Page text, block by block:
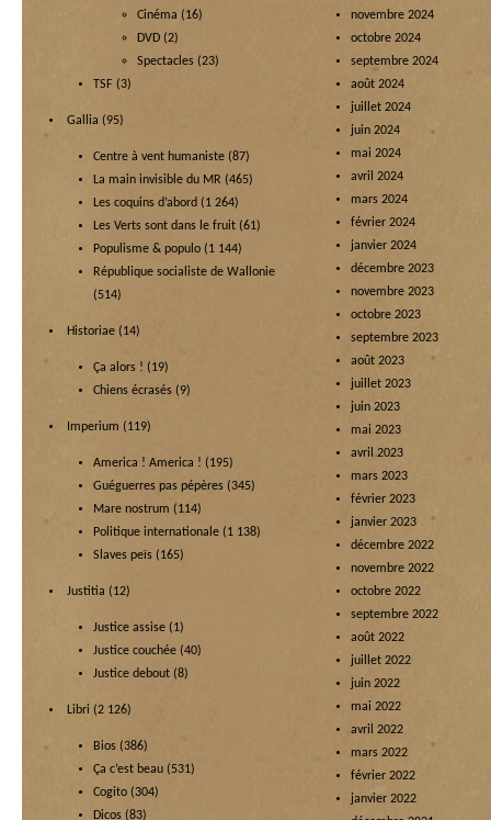
Cinéma (16)
DVD (2)
Spectacles (23)
TSF (3)
Gallia (95)
Centre à vent humaniste (87)
La main invisible du MR (465)
Les coquins d’abord (1 264)
Les Verts sont dans le fruit (61)
Populisme & populo (1 144)
République socialiste de Wallonie
(514)
Historiae (14)
Ça alors ! (19)
Chiens écrasés (9)
Imperium (119)
America ! America ! (195)
Guéguerres pas pépères (345)
Mare nostrum (114)
Politique internationale (1 138)
Slaves peïs (165)
Justitia (12)
Justice assise (1)
Justice couchée (40)
Justice debout (8)
Libri (2 126)
Bios (386)
Ça c’est beau (531)
Cogito (304)
Dicos (83)
novembre 2024
octobre 2024
septembre 2024
août 2024
juillet 2024
juin 2024
mai 2024
avril 2024
mars 2024
février 2024
janvier 2024
décembre 2023
novembre 2023
octobre 2023
septembre 2023
août 2023
juillet 2023
juin 2023
mai 2023
avril 2023
mars 2023
février 2023
janvier 2023
décembre 2022
novembre 2022
octobre 2022
septembre 2022
août 2022
juillet 2022
juin 2022
mai 2022
avril 2022
mars 2022
février 2022
janvier 2022